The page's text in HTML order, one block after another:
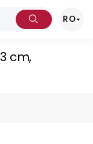
RO
cm,